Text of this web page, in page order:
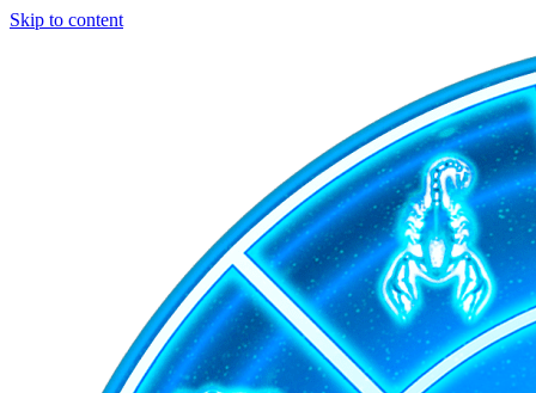
Skip to content